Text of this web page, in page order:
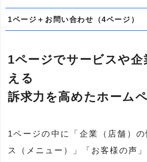
1ページ＋お問い合わせ（4ページ）
1ページでサービスや企
える
訴求力を高めたホーム
1ページの中に「企業（店舗）
ス（メニュー）」「お客様の声」